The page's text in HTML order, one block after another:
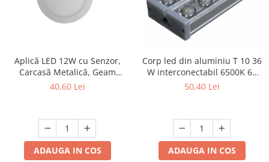
Aplică LED 12W cu Senzor,
Carcasă Metalică, Geam
Sticlă, Ø160mm, 6500K
40,60 Lei
ADAUGA IN COS
Corp led din aluminiu T 10 36
W interconectabil 6500K 60
cm
50,40 Lei
ADAUGA IN COS